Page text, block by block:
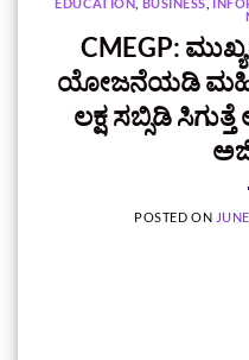
CMEGP:
ಯೋಜನೆಯಡಿ
ಲಕ್ಷ ಸಬ್ಸಿಡಿ
POSTED ON